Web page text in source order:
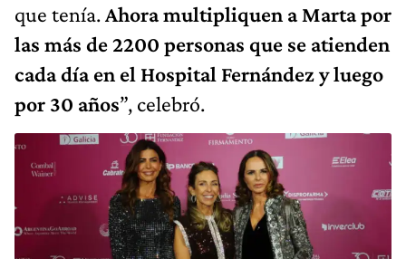
que tenía.Ahora multipliquen a Marta por
las más de 2200 personas que se atienden
cada día en el Hospital Fernándezy luego
por 30 años”, celebró.